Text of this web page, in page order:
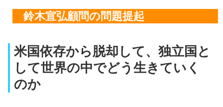
鈴木宣弘顧問の問題提起
米国依存から脱却して、独立国と
して世界の中でどう生きていく
のか